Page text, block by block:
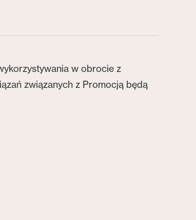
w obrocie z
związanych z Promocją będą